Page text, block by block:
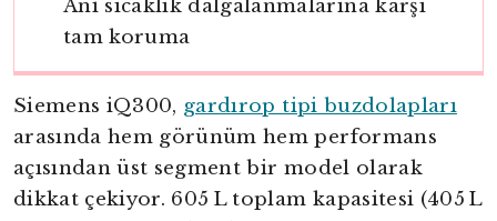
Ani sıcaklık dalgalanmalarına karşı
tam koruma
Siemens iQ300, gardırop tipi buzdolapları
arasında hem görünüm hem performans
açısından üst segment bir model olarak
dikkat çekiyor. 605 L toplam kapasitesi (405 L